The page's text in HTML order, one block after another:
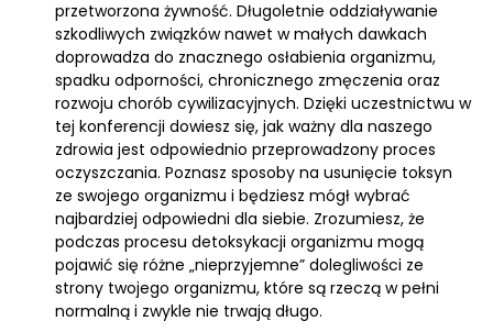
przetworzona żywność. Długoletnie oddziaływanie
szkodliwych związków nawet w małych dawkach
doprowadza do znacznego osłabienia organizmu,
spadku odporności, chronicznego zmęczenia oraz
rozwoju chorób cywilizacyjnych. Dzięki uczestnictwu w
tej konferencji dowiesz się, jak ważny dla naszego
zdrowia jest odpowiednio przeprowadzony proces
oczyszczania. Poznasz sposoby na usunięcie toksyn
ze swojego organizmu i będziesz mógł wybrać
najbardziej odpowiedni dla siebie. Zrozumiesz, że
podczas procesu detoksykacji organizmu mogą
pojawić się różne „nieprzyjemne” dolegliwości ze
strony twojego organizmu, które są rzeczą w pełni
normalną i zwykle nie trwają długo.